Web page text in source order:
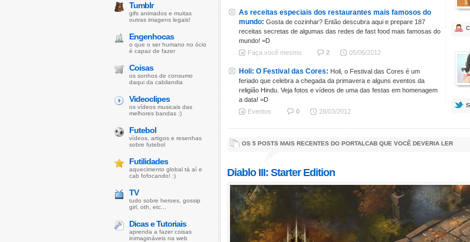
Tumblr
gifs animados e muitas
outras imagens legais!
Engenhocas
o que o ser humano no ócio
é capaz de fazer
Coisas
os sonhos de consumo
daqui da cabilandia
Videoclipes
os vídeos musicais das
melhores bandas :)
Futebol
vídeos, artigos e resenhas
sobre futebol
Futilidades
aquecimento global tá aí e
cab fofocando! :)
TV
tudo sobre heroes, gossip
girl, oth, etc...
Dicas e Tutoriais
aprenda a fazer coisas
inimagináveis na web
As receitas especiais dos restaurantes mais famosos do
mundo: Gosta de cozinhar? Então descubra aqui e prepare 187
receitas secretas de algumas das redes de fast food mais famosas do
mundo! =D
Faça você mesmo
2 05/06/2012
Holi: O Festival das Cores: Holi, o Festival das Cores é um
feriado que celebra a chegada da primavera e alguns eventos da
religião Hindu. Veja fotos e vídeos de uma das festas em homenagem
a data! =D
Eventos
0 28/03/2012
OS 5 POSTS MAIS RECENTES DO PORTALCAB QUE VOCÊ DEVERIA LER
Diablo III: Starter Edition